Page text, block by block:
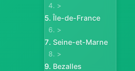
>
Île-de-France
>
Seine-et-Marne
>
Bezalles